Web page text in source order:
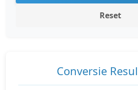
Reset
Conversie